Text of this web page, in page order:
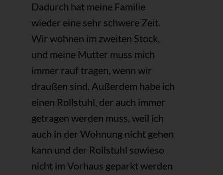
Dadurch hat meine Familie
wieder eine sehr schwere Zeit.
Wir wohnen im zweiten Stock,
und meine Mutter muss mich
immer rauf tragen, wenn wir
draußen sind. Außerdem habe ich
einen Rollstuhl, der auch immer
getragen werden muss, weil ich
auch in der Wohnung nicht gehen
kann und der Rollstuhl sowieso
nicht im Vorhaus geparkt werden